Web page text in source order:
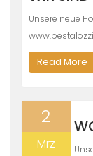
Unsere neue
Read More
2
Mrz